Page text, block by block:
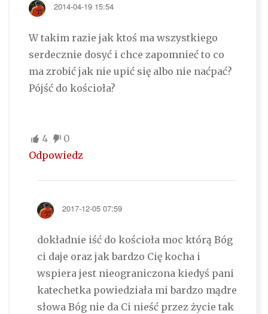
2014-04-19 15:54
W takim razie jak ktoś ma wszystkiego
serdecznie dosyć i chce zapomnieć to co
ma zrobić jak nie upić się albo nie naćpać?
Pójść do kościoła?
4
0
Odpowiedz
2017-12-05 07:59
dokładnie iść do kościoła moc którą Bóg
ci daje oraz jak bardzo Cię kocha i
wspiera jest nieograniczona kiedyś pani
katechetka powiedziała mi bardzo mądre
słowa Bóg nie da Ci nieść przez życie tak